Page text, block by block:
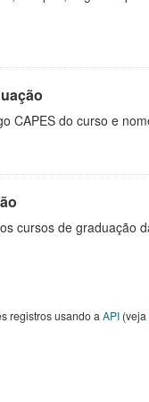
CAPES do curso e
cursos de graduação
registros usando a API(veja